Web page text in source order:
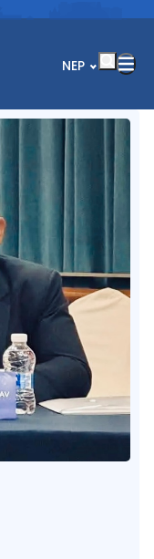
भाषा चयन गर्नुहोस्
NEP